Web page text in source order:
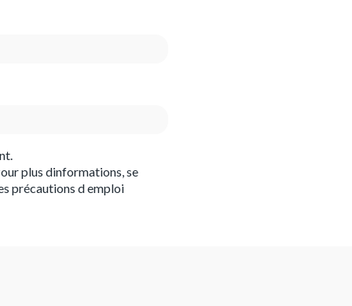
plus dinformations, se
précautions d emploi